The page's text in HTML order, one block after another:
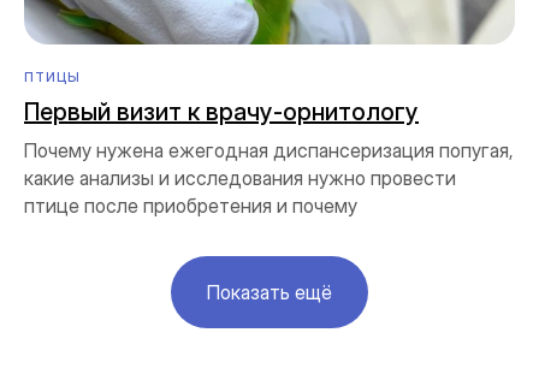
ПТИЦЫ
Первый визит к врачу-орнитологу
Почему нужена ежегодная диспансеризация попугая,
какие анализы и исследования нужно провести
птице после приобретения и почему
Показать ещё